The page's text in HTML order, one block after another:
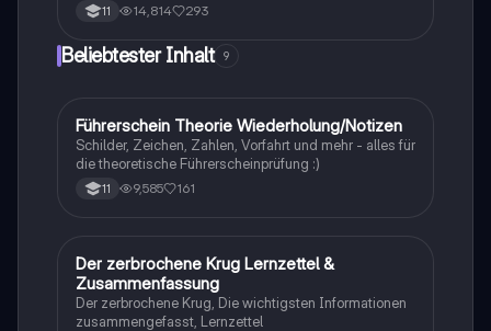
11 14,814 293
Beliebtester Inhalt 9
Lerntipps
Führerschein Theorie Wiederholung/Notizen
Schilder, Zeichen, Zahlen, Vorfahrt und mehr - alles für
die theoretische Führerscheinprüfung :)
11 9,585 161
Deutsch
Der zerbrochene Krug Lernzettel &
Zusammenfassung
Der zerbrochene Krug, Die wichtigsten Informationen
zusammengefasst, Lernzettel